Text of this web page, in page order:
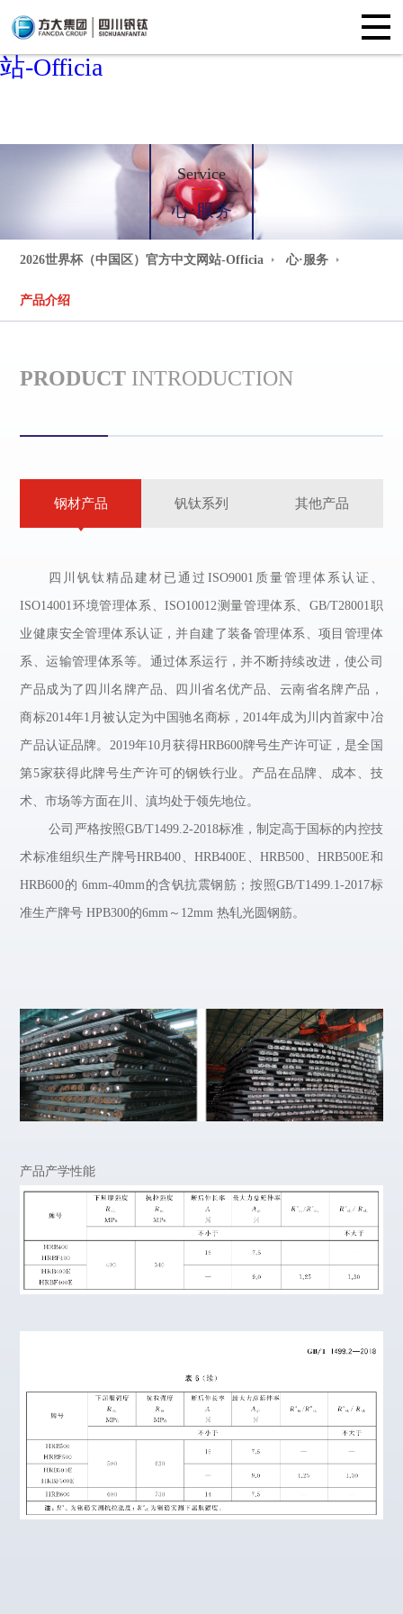
2026世界杯（中国区）官方中文网
站-Officia
Service
心·服务
2026世界杯（中国区）官方中文网站-Officia 心·服务
产品介绍
PRODUCT INTRODUCTION
钢材产品 钒钛系列 其他产品
四川钒钛精品建材已通过 ISO9001质量管理体系认证、
ISO14001环境管理体系、ISO10012测量管理体系、 GB/T28001职
业健康安全管理体系认证，并自建了装备管理体系、项目管理体
系、运输管理体系等。通过体系运行，并不断持续改进，使公司
产品成为了四川名牌产品、四川省名优产品、云南省名牌产品，
商标2014年1月被认定为中国驰名商标，2014年成为川内首家中冶
产品认证品牌。 2019年10月获得HRB600牌号生产许可证，是全国
第5家获得此牌号生产许可的钢铁行业。产品在品牌、成本、技
术、市场等方面在川、滇均处于领先地位。
公司严格按照GB/T1499.2-2018标准，制定高于国标的内控技
术标准组织生产牌号HRB400、HRB400E、HRB500、HRB500E和
HRB600的6mm-40mm的含钒抗震钢筋；按照GB/T1499.1-2017标
准生产牌号 HPB300的6mm～ 12mm 热轧光圆钢筋。
产品产学性能